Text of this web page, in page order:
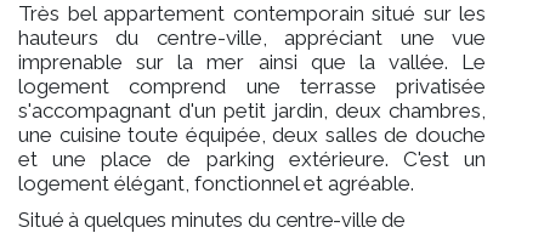
Très bel appartement contemporain situé sur les
hauteurs du centre-ville, appréciant une vue
imprenable sur la mer ainsi que la vallée. Le
logement comprend une terrasse privatisée
s'accompagnant d'un petit jardin, deux chambres,
une cuisine toute équipée, deux salles de douche
et une place de parking extérieure. C'est un
logement élégant, fonctionnel et agréable.
Situé à quelques minutes du centre-ville de